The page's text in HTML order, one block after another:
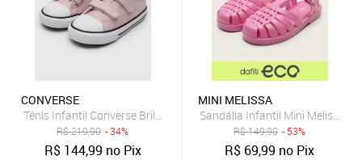
CONVERSE
Tênis Infantil Converse Brilhante Fita Dupla Aderente Rosa
R$219,90 - 34%
R$ 144,99 no Pix
MINI MELISSA
Sandália Infantil Mini Melissa
R$149,90 - 53%
R$ 69,99 no Pix